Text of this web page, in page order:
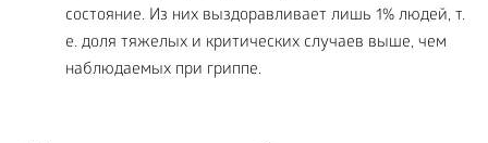
состояние. Из них выздоравливает лишь 1% людей, т.
е. доля тяжелых и критических случаев выше, чем
наблюдаемых при гриппе.